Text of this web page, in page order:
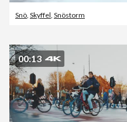
Snö Skyffel Snöstorm
00:13